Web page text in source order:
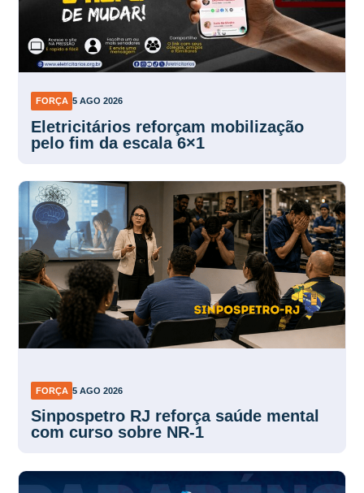
FORÇA 5 AGO 2026
Eletricitários reforçam mobilização
pelo fim da escala 6×1
FORÇA 5 AGO 2026
Sinpospetro RJ reforça saúde mental
com curso sobre NR-1